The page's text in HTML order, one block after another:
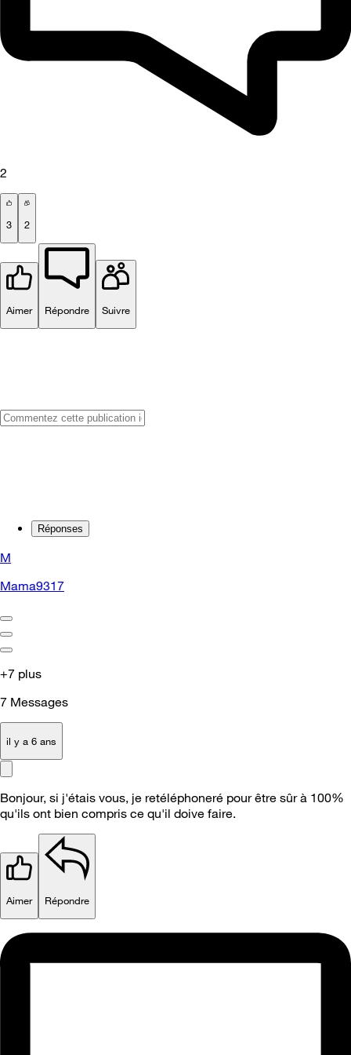
2
3 2
Aimer Répondre Suivre
Réponses
M
Mama9317
+7 plus
7 Messages
il y a 6 ans
Bonjour, si j'étais vous, je retéléphoneré pour être sûr à 100%
qu'ils ont bien compris ce qu'il doive faire.
Aimer Répondre